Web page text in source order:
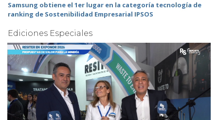
Samsung obtiene el 1er lugar en la categoría tecnología de
ranking de Sostenibilidad Empresarial IPSOS
Ediciones Especiales